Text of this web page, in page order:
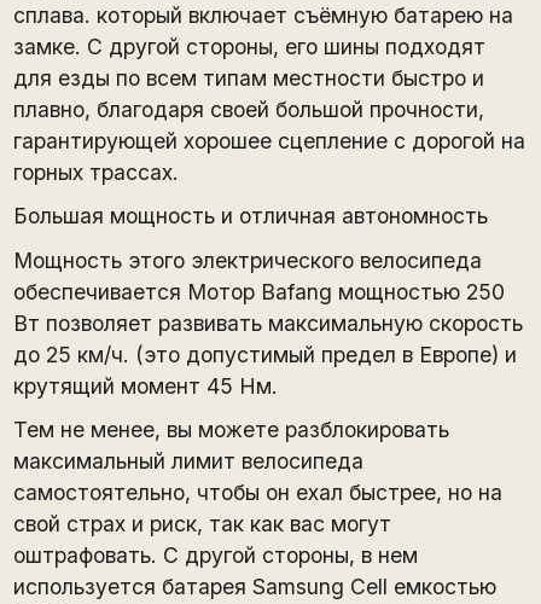
сплава. который включает съёмную батарею на
замке. С другой стороны, его шины подходят
для езды по всем типам местности быстро и
плавно, благодаря своей большой прочности,
гарантирующей хорошее сцепление с дорогой на
горных трассах.
Большая мощность и отличная автономность
Мощность этого электрического велосипеда
обеспечивается Мотор Bafang мощностью 250
Вт позволяет развивать максимальную скорость
до 25 км/ч. (это допустимый предел в Европе) и
крутящий момент 45 Нм.
Тем не менее, вы можете разблокировать
максимальный лимит велосипеда
самостоятельно, чтобы он ехал быстрее, но на
свой страх и риск, так как вас могут
оштрафовать. С другой стороны, в нем
используется батарея Samsung Cell емкостью